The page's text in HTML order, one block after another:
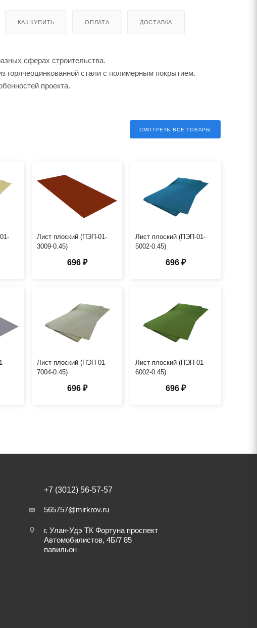
КАК КУПИТЬ ОПЛАТА ДОСТАВКА
сферах строительства.
горячеоцинкованной стали с полимерным покрытием.
проекта.
СМОТРЕТЬ ВСЕ ТОВАРЫ
Лист плоский (ПЭП-01-
3009-0.45)
696 ₽
Лист плоский (ПЭП-01-
5002-0.45)
696 ₽
Лист плоский (ПЭП-01-
7004-0.45)
696 ₽
Лист плоский (ПЭП-01-
6002-0.45)
696 ₽
+7 (3012) 56-57-57
565757@mirkrov.ru
г. Улан-Удэ ​ТК Фортуна​ проспект
Автомобилистов, 4Б/7 ​85
павильон